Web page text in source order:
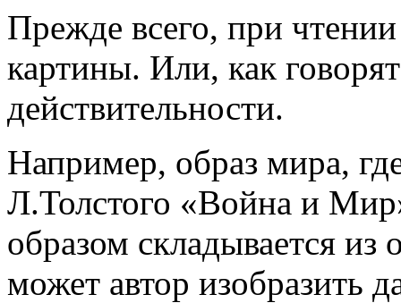
Прежде всего, при
картины. Или, как
действительности.
Например, образ мира,
Л.Толстого «Война и
образом складывается из
может автор изобразить